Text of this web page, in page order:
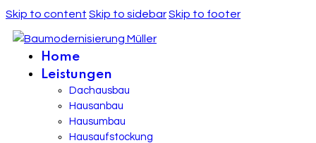
Skip to content Skip to sidebarSkip to footer
Home
Leistungen
Dachausbau
Hausanbau
Hausumbau
Hausaufstockung